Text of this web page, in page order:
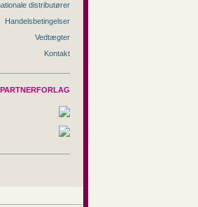
distributører
Handelsbetingelser
Vedtægter
Kontakt
PARTNERFORLAG